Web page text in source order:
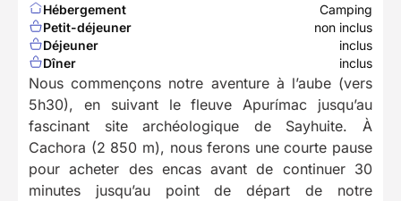
Hébergement
Camping
Petit-déjeuner
non inclus
Déjeuner
inclus
Dîner
inclus
Nous commençons notre aventure à l’aube (vers
5h30), en suivant le fleuve Apurímac jusqu’au
fascinant site archéologique de Sayhuite. À
Cachora (2 850 m), nous ferons une courte pause
pour acheter des encas avant de continuer 30
minutes jusqu’au point de départ de notre